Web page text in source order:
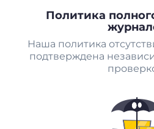
Политика
Наша политика
подтверждена